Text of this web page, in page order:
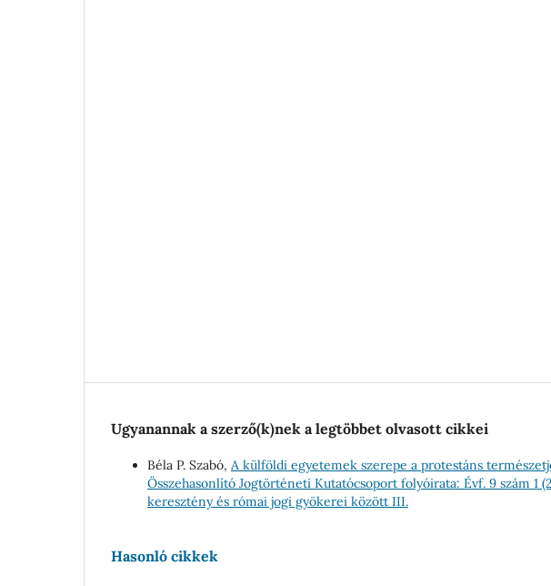
Ugyanannak a szerző(k)nek a legtöbbet olvasott cikkei
Béla P. Szabó, A külföldi egyetemek szerepe a protestáns
Összehasonlító Jogtörténeti Kutatócsoport folyóirata: Évf. 9 szám 1
keresztény és római jogi gyökerei között III.
Hasonló cikkek